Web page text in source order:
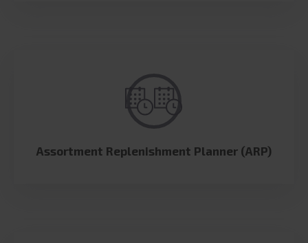
Assortment Replenishment Planner (ARP)